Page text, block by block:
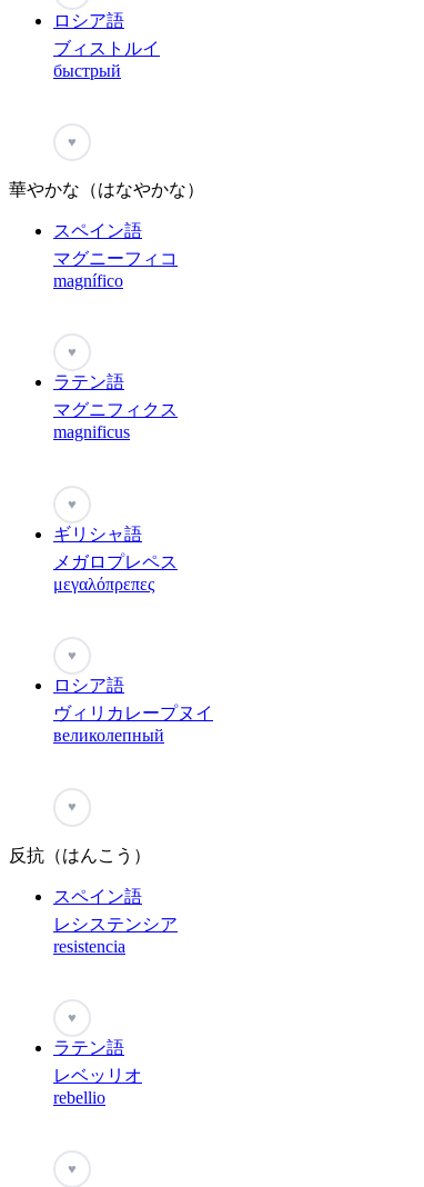
ロシア語
ブィストルイ
быстрый
♥
華やかな（はなやかな）
スペイン語
マグニーフィコ
magnífico
♥
ラテン語
マグニフィクス
magnificus
♥
ギリシャ語
メガロプレペス
μεγαλόπρεπες
♥
ロシア語
ヴィリカレープヌイ
великолепный
♥
反抗（はんこう）
スペイン語
レシステンシア
resistencia
♥
ラテン語
レベッリオ
rebellio
♥